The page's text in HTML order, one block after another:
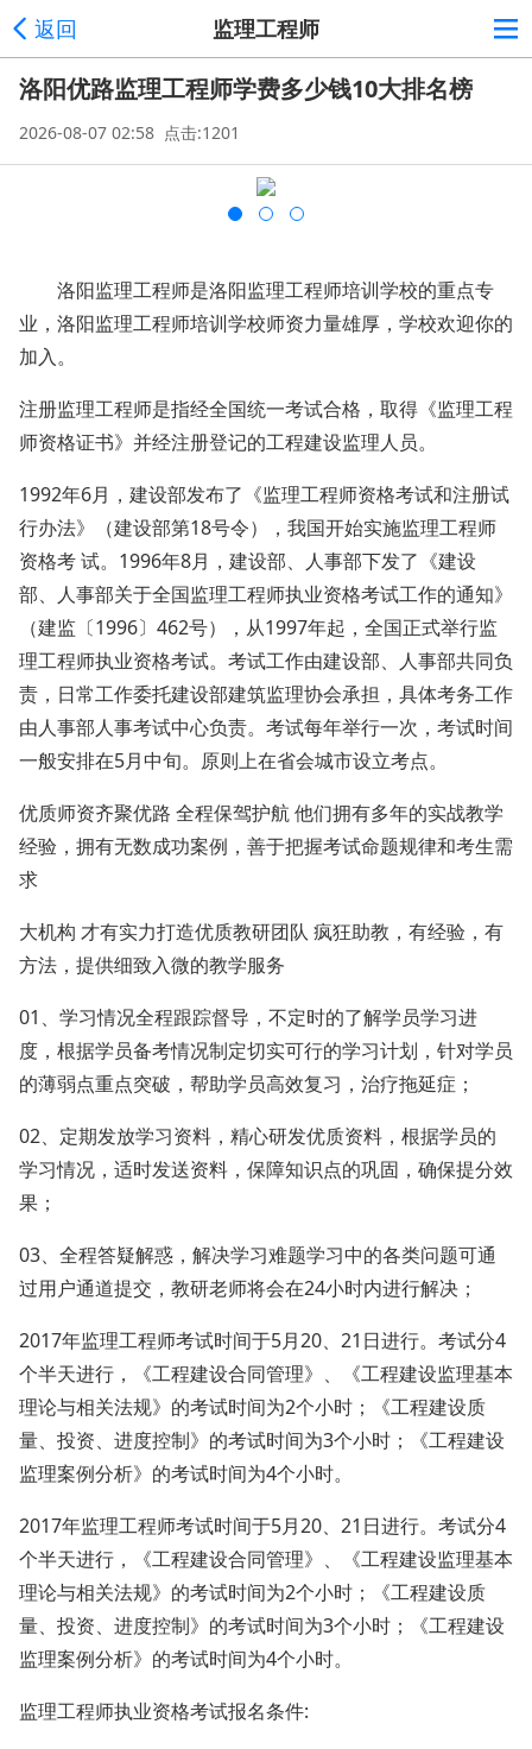
返回 监理工程师
洛阳优路监理工程师学费多少钱10大排名榜
2026-08-07 02:58 点击:1201
洛阳监理工程师是洛阳监理工程师培训学校的重点专
业，洛阳监理工程师培训学校师资力量雄厚，学校欢迎你的
加入。
注册监理工程师是指经全国统一考试合格，取得《监理工程
师资格证书》并经注册登记的工程建设监理人员。
1992年6月，建设部发布了《监理工程师资格考试和注册试
行办法》（建设部第18号令），我国开始实施监理工程师
资格考 试。1996年8月，建设部、人事部下发了《建设
部、人事部关于全国监理工程师执业资格考试工作的通知》
（建监〔1996〕462号），从1997年起，全国正式举行监
理工程师执业资格考试。考试工作由建设部、人事部共同负
责，日常工作委托建设部建筑监理协会承担，具体考务工作
由人事部人事考试中心负责。考试每年举行一次，考试时间
一般安排在5月中旬。原则上在省会城市设立考点。
优质师资齐聚优路 全程保驾护航 他们拥有多年的实战教学
经验，拥有无数成功案例，善于把握考试命题规律和考生需
求
大机构 才有实力打造优质教研团队 疯狂助教，有经验，有
方法，提供细致入微的教学服务
01、学习情况全程跟踪督导，不定时的了解学员学习进
度，根据学员备考情况制定切实可行的学习计划，针对学员
的薄弱点重点突破，帮助学员高效复习，治疗拖延症；
02、定期发放学习资料，精心研发优质资料，根据学员的
学习情况，适时发送资料，保障知识点的巩固，确保提分效
果；
03、全程答疑解惑，解决学习难题学习中的各类问题可通
过用户通道提交，教研老师将会在24小时内进行解决；
2017年监理工程师考试时间于5月20、21日进行。考试分4
个半天进行，《工程建设合同管理》、《工程建设监理基本
理论与相关法规》的考试时间为2个小时；《工程建设质
量、投资、进度控制》的考试时间为3个小时；《工程建设
监理案例分析》的考试时间为4个小时。
2017年监理工程师考试时间于5月20、21日进行。考试分4
个半天进行，《工程建设合同管理》、《工程建设监理基本
理论与相关法规》的考试时间为2个小时；《工程建设质
量、投资、进度控制》的考试时间为3个小时；《工程建设
监理案例分析》的考试时间为4个小时。
监理工程师执业资格考试报名条件: